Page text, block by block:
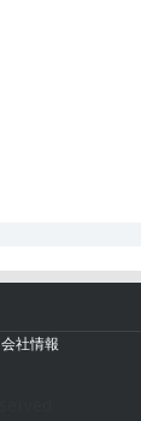
会社情報